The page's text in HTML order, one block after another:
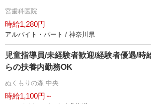
宮歯科医院
時給1,280円
アルバイト・パート / 神奈川県
児童指導員/未経験者歓迎/経験者優遇/時
らの扶養内勤務OK
ぬくもりの森 中央
時給1,100円～